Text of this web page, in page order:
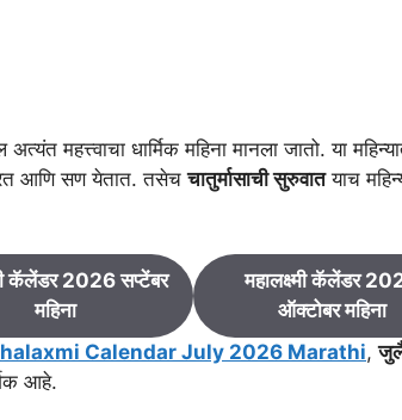
अत्यंत महत्त्वाचा धार्मिक महिना मानला जातो. या
आणि सण येतात. तसेचचातुर्मासाची सुरुवातयाच
कॅलेंडर 2026 सप्टेंबर
महिना
महालक्ष्मी कॅलेंडर
ऑक्टोबर महिना
Calendar July 2026 Marathi,
आहे.